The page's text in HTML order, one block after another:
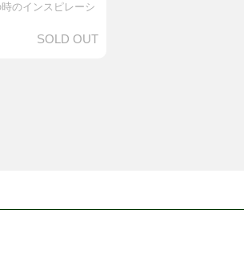
のインスピレーシ
SOLD OUT